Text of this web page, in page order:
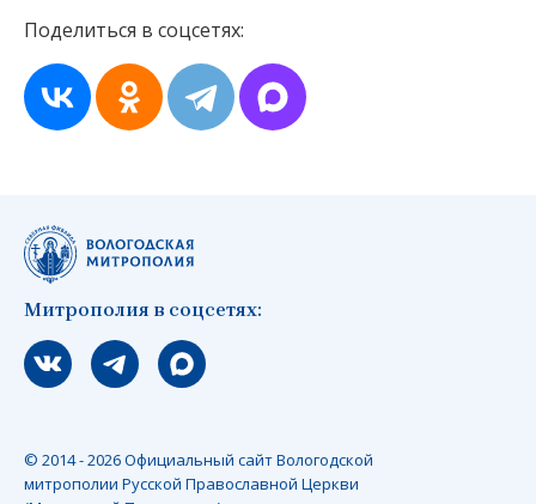
Поделиться в соцсетях:
Митрополия в соцсетях:
Мы вконтакте
Мы в telegram
Мы в Макс
© 2014 - 2026 Официальный сайт Вологодской
митрополии Русской Православной Церкви